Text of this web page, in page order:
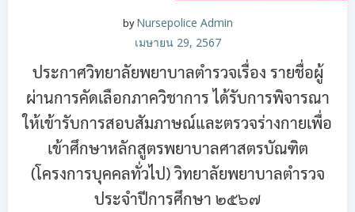
byNursepolice Admin
เมษายน 29, 2567
ประกาศวิทยาลัยพยาบาลตำรวจเรื่อง รายชื่อผู้
ผ่านการคัดเลือกภาควิชาการ ได้รับการพิจารณา
ให้เข้ารับการสอบสัมภาษณ์และตรวจร่างกายเพื่อ
เข้าศึกษาหลักสูตรพยาบาลศาสตรบัณฑิต
(โครงการบุคคลทั่วไป) วิทยาลัยพยาบาลตำรวจ
ประจำปีการศึกษา ๒๕๖๗